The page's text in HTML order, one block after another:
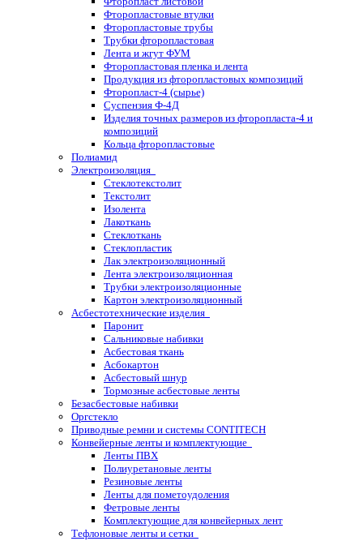
Фторопластовые втулки
Фторопластовые трубы
Трубки фторопластовая
Лента и жгут ФУМ
Фторопластовая пленка и лента
Продукция из фторопластовых композиций
Фторопласт-4 (сырье)
Суспензия Ф-4Д
Изделия точных размеров из фторопласта-4 и
композиций
Кольца фторопластовые
Полиамид
Электроизоляция
Стеклотекстолит
Текстолит
Изолента
Лакоткань
Стеклоткань
Стеклопластик
Лак электроизоляционный
Лента электроизоляционная
Трубки электроизоляционные
Картон электроизоляционный
Асбестотехнические изделия
Паронит
Сальниковые набивки
Асбестовая ткань
Асбокартон
Асбестовый шнур
Тормозные асбестовые ленты
Безасбестовые набивки
Оргстекло
Приводные ремни и системы CONTITECH
Конвейерные ленты и комплектующие
Ленты ПВХ
Полиуретановые ленты
Резиновые ленты
Ленты для пометоудоления
Фетровые ленты
Комплектующие для конвейерных лент
Тефлоновые ленты и сетки